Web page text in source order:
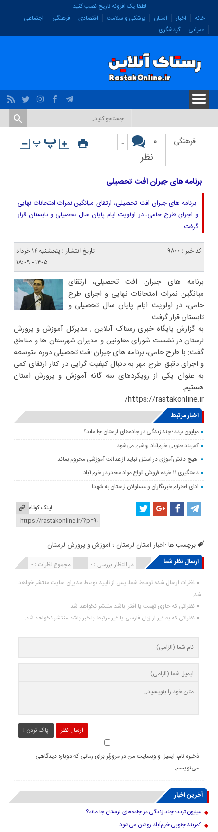
لطفا یک افزونه تاریخ نصب کنید.
خانه
اخبار استان پزشکی و سلامت اقتصادی فرهنگی
اجتماعی
عمرانی
گردشگری
فرهنگی
۰
نظر
-
برنامه های جبران افت تحصیلی
برنامه های جبران افت تحصیلی، ارتقای میانگین نمرات امتحانات نهایی
و اجرای طرح حامی، در اولویت ایام پایان سال تحصیلی و تابستان قرار
گرفت
کد خبر : 9800
تاریخ انتشار : پنجشنبه ۱۴ خرداد
۱۴۰۵ - ۱۸:۰۹
برنامه های جبران افت تحصیلی، ارتقای
میانگین نمرات امتحانات نهایی و اجرای طرح
حامی، در اولویت ایام پایان سال تحصیلی و
تابستان قرار گرفت
به گزارش پایگاه خبری رستاک آنلاین , مدیرکل آموزش و پرورش
لرستان در نشست شورای معاونین و مدیران شهرستان ها و مناطق
گفت: با طرح حامی، برنامه های جبران افت تحصیلی دوره متوسطه
و اجرای دقیق طرح مهر به دنبال کیفیت گرایی در کنار ارتقای کمی
به عنوان یکی از رویکردهای سه گانه آموزش و پرورش استان
هستیم.
https://rastakonline.ir/
اخبار مرتبط
میلیون تردد؛ چند زندگی در جاده‌های لرستان جا ماند؟
کمربند جنوبی خرم‌‌آباد روشن می‌شود
هیچ دانش‌آموزی در استان نباید از عدالت آموزشی محروم بماند
دستگیری ۱۱ خرده فروش انواع مواد مخدر در خرم آباد
ادای احترام خبرنگاران و مسئولان لرستان به شهدا
لینک کوتاه
برچسب ها :اخبار استان لرستان ؛ آموزش و پرورش لرستان
ارسال نظر شما
مجموع نظرات : 0 در انتظار بررسی : 0 انتشار یافته : ۰
نظرات ارسال شده توسط شما، پس از تایید توسط مدیران سایت منتشر خواهد
شد.
نظراتی که حاوی تهمت یا افترا باشد منتشر نخواهد شد.
نظراتی که به غیر از زبان فارسی یا غیر مرتبط با خبر باشد منتشر نخواهد شد.
ارسال نظر پاک کردن !
ذخیره نام، ایمیل و وبسایت من در مرورگر برای زمانی که دوباره دیدگاهی
می‌نویسم.
آخرین اخبار
میلیون تردد؛ چند زندگی در جاده‌های لرستان جا ماند؟
کمربند جنوبی خرم‌‌آباد روشن می‌شود